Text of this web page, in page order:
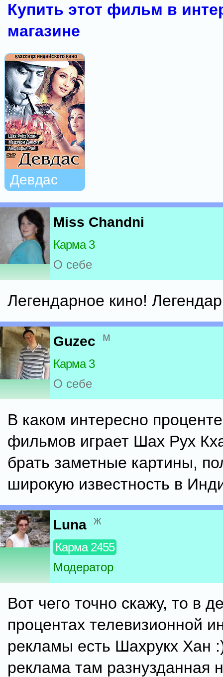
Купить этот фильм в
магазине
Девдас
Miss Chandni
Карма 3
О себе
Легендарное кино!
Guzec м
Карма 3
О себе
В каком интересно
фильмов играет Шах Рух
брать заметные картины,
широкую известность в
Luna ж
Карма 2455
Модератор
Вот чего точно скажу, то в
процентах телевизионной
рекламы есть Шахрукх Хан
реклама там разнузданная